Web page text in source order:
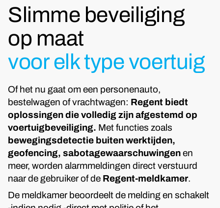
Slimme beveiliging
op maat
voor elk type voertuig
Of het nu gaat om een personenauto,
bestelwagen of vrachtwagen: Regent biedt
oplossingen die volledig zijn afgestemd op
voertuigbeveiliging. Met functies zoals
bewegingsdetectie buiten werktijden,
geofencing, sabotagewaarschuwingenen
meer, worden alarmmeldingen direct verstuurd
naar de gebruiker of de Regent-meldkamer.
De meldkamer beoordeelt de melding en schakelt